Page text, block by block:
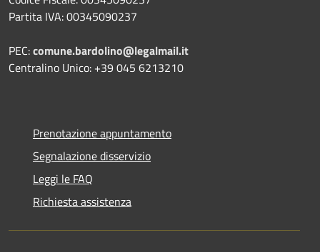
Partita IVA: 00345090237
PEC:comune.bardolino@legalmail.it
Centralino Unico: +39 045 6213210
Prenotazione appuntamento
Segnalazione disservizio
Leggi le FAQ
Richiesta assistenza